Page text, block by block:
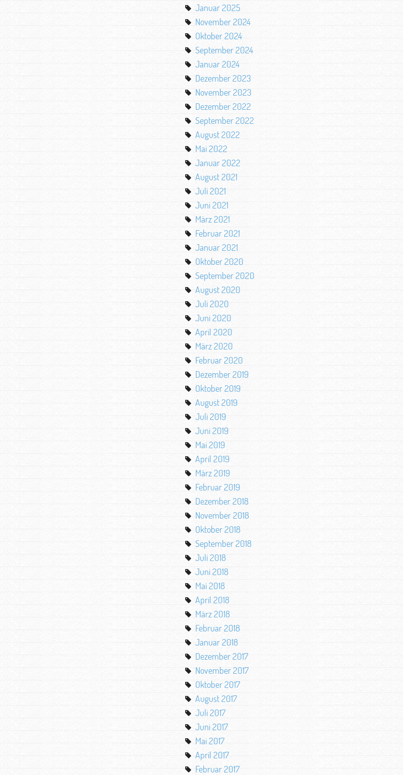
Januar 2025
November 2024
Oktober 2024
September 2024
Januar 2024
Dezember 2023
November 2023
Dezember 2022
September 2022
August 2022
Mai 2022
Januar 2022
August 2021
Juli 2021
Juni 2021
März 2021
Februar 2021
Januar 2021
Oktober 2020
September 2020
August 2020
Juli 2020
Juni 2020
April 2020
März 2020
Februar 2020
Dezember 2019
Oktober 2019
August 2019
Juli 2019
Juni 2019
Mai 2019
April 2019
März 2019
Februar 2019
Dezember 2018
November 2018
Oktober 2018
September 2018
Juli 2018
Juni 2018
Mai 2018
April 2018
März 2018
Februar 2018
Januar 2018
Dezember 2017
November 2017
Oktober 2017
August 2017
Juli 2017
Juni 2017
Mai 2017
April 2017
Februar 2017